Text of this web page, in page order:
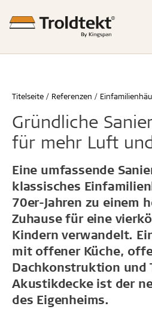
Titelseite Referenzen
Gründliche
für mehr Luft
Eine umfassende
klassisches
70er-Jahren zu einem
Zuhause für eine
Kindern verwandelt.
mit offener Küche,
Dachkonstruktion und
Akustikdecke ist der
des Eigenheims.